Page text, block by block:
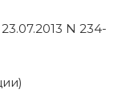
N 234-